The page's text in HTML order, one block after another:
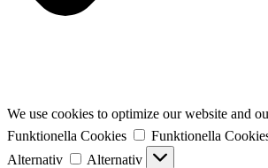
We use cookies to optimize our website and
Funktionella Cookies
Funktionella
Alternativ
Alternativ